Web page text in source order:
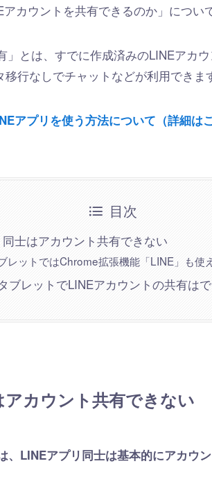
カウントを共有できるのか」につい
」とは、すでに作成済みのLINEアカ
行なしでチャットなどが利用できま
アプリを使う方法について（詳細はこ
目次
士はアカウント共有できない
レットではChrome拡張機能「LINE」も使
ブレットでLINEアカウントの共有は
カウント共有できない
、LINEアプリ同士は基本的にアカウン